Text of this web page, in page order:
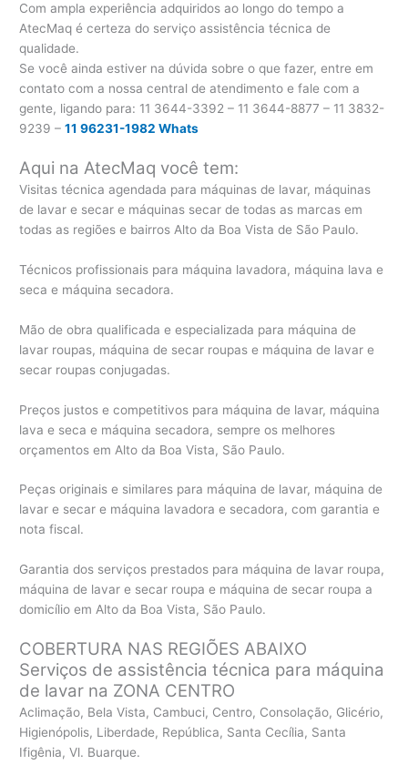
Com ampla experiência adquiridos ao longo do tempo a
AtecMaq é certeza do serviço assistência técnica de
qualidade.
Se você ainda estiver na dúvida sobre o que fazer, entre em
contato com a nossa central de atendimento e fale com a
gente, ligando para: 11 3644-3392 – 11 3644-8877 – 11 3832-
9239 –11 96231-1982 Whats
Aqui na AtecMaq você tem:
Visitas técnica agendada para máquinas de lavar, máquinas
de lavar e secar e máquinas secar de todas as marcas em
todas as regiões e bairros Alto da Boa Vista de São Paulo.
Técnicos profissionais para máquina lavadora, máquina lava e
seca e máquina secadora.
Mão de obra qualificada e especializada para máquina de
lavar roupas, máquina de secar roupas e máquina de lavar e
secar roupas conjugadas.
Preços justos e competitivos para máquina de lavar, máquina
lava e seca e máquina secadora, sempre os melhores
orçamentos em Alto da Boa Vista, São Paulo.
Peças originais e similares para máquina de lavar, máquina de
lavar e secar e máquina lavadora e secadora, com garantia e
nota fiscal.
Garantia dos serviços prestados para máquina de lavar roupa,
máquina de lavar e secar roupa e máquina de secar roupa a
domicílio em Alto da Boa Vista, São Paulo.
COBERTURA NAS REGIÕES ABAIXO
Serviços de assistência técnica para máquina
de lavar na ZONA CENTRO
Aclimação, Bela Vista, Cambuci, Centro, Consolação, Glicério,
Higienópolis, Liberdade, República, Santa Cecília, Santa
Ifigênia, Vl. Buarque.